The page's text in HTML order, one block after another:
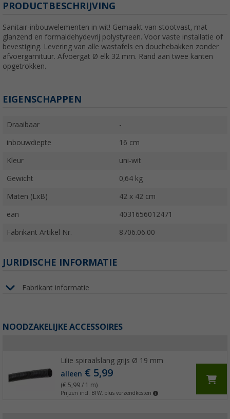
PRODUCTBESCHRIJVING
Sanitair-inbouwelementen in wit! Gemaakt van stootvast, mat
glanzend en formaldehydevrij polystyreen. Voor vaste installatie of
bevestiging. Levering van alle wastafels en douchebakken zonder
afvoergarnituur. Afvoergat Ø elk 32 mm. Rand aan twee kanten
opgetrokken.
EIGENSCHAPPEN
Draaibaar -
inbouwdiepte 16 cm
Kleur uni-wit
Gewicht 0,64 kg
Maten (LxB) 42 x 42 cm
ean 4031656012471
Fabrikant Artikel Nr. 8706.06.00
JURIDISCHE INFORMATIE
Fabrikant informatie
NOODZAKELIJKE ACCESSOIRES
Lilie spiraalslang grijs Ø 19 mm
alleen € 5,99
(€ 5,99 / 1 m)
Prijzen incl. BTW, plus verzendkosten